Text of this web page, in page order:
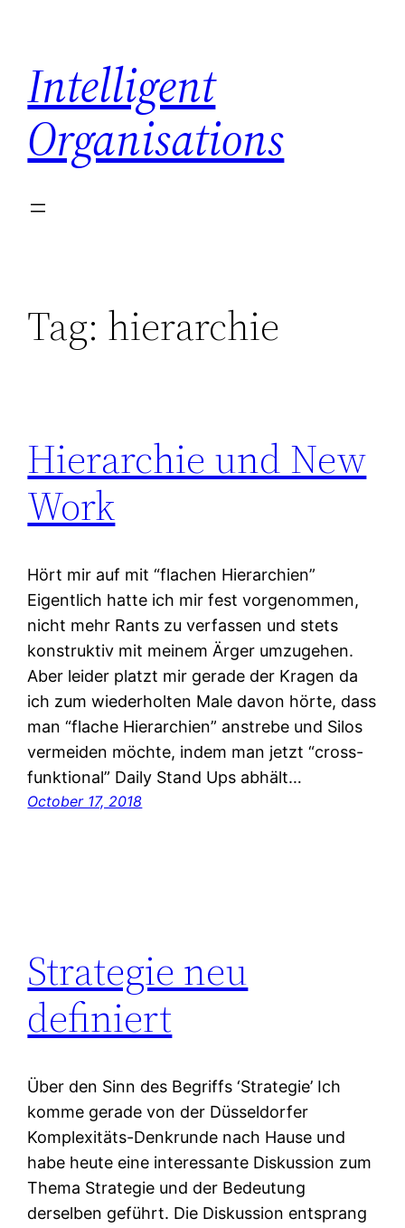
content
Intelligent
Organisations
Tag: hierarchie
Hierarchie und New
Work
Hört mir auf mit “flachen Hierarchien”
Eigentlich hatte ich mir fest vorgenommen,
nicht mehr Rants zu verfassen und stets
konstruktiv mit meinem Ärger umzugehen.
Aber leider platzt mir gerade der Kragen da
ich zum wiederholten Male davon hörte, dass
man “flache Hierarchien” anstrebe und Silos
vermeiden möchte, indem man jetzt “cross-
funktional” Daily Stand Ups abhält…
October 17, 2018
Strategie neu
definiert
Über den Sinn des Begriffs ‘Strategie’ Ich
komme gerade von der Düsseldorfer
Komplexitäts-Denkrunde nach Hause und
habe heute eine interessante Diskussion zum
Thema Strategie und der Bedeutung
derselben geführt. Die Diskussion entsprang